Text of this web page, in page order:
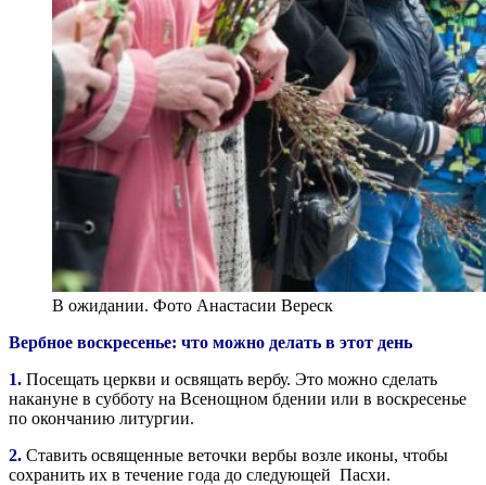
В ожидании. Фото Анастасии Вереск
Вербное воскресенье: что можно делать в этот день
1. Посещать церкви и освящать вербу. Это можно сделать
накануне в субботу на Всенощном бдении или в воскресенье
по окончанию литургии.
2. Ставить освященные веточки вербы возле иконы, чтобы
сохранить их в течение года до следующей Пасхи.